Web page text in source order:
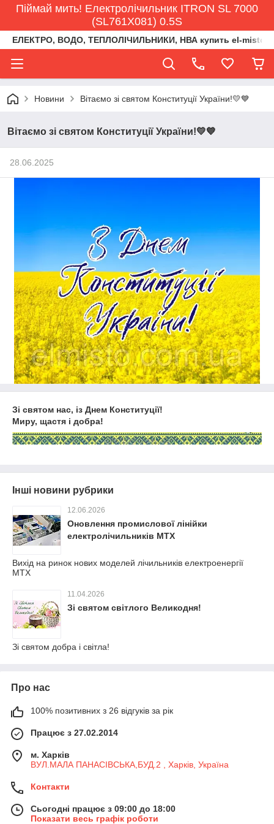
Піймай мить! Електролічильник ITRON SL 7000
(SL761X081) 0.5S
ЕЛЕКТРО, ВОДО, ТЕПЛОЛІЧИЛЬНИКИ, НВА купить el-
Новини Вітаємо зі святом Конституції України!💛💙
Вітаємо зі святом Конституції України!💛💙
28.06.2025
Зі святом нас, із Днем Конституції!
Миру, щастя i добра!
Інші новини рубрики
12.06.2026
Оновлення промислової лінійки
електролічильників MTX
Вихід на ринок нових моделей лічильників електроенергії
МТХ
11.04.2026
Зі святом світлого Великодня!
Зі святом добра і світла!
Про нас
100% позитивних з 26 відгуків за рік
Працює з 27.02.2014
м. Харків
ВУЛ.МАЛА ПАНАСІВСЬКА,БУД.2 , Харків, Україна
Контакти
Сьогодні працює з 09:00 до 18:00
Показати весь графік роботи